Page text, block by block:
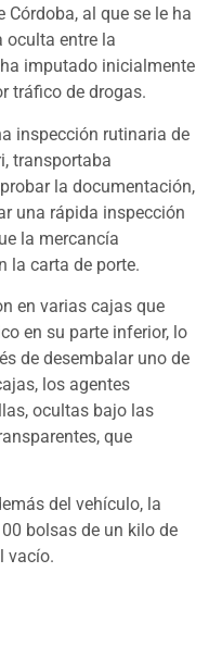
Córdoba, al que se le ha
oculta entre la
imputado inicialmente
tráfico de drogas.
inspección rutinaria de
transportaba
la documentación,
una rápida inspección
la mercancía
la carta de porte.
en varias cajas que
en su parte inferior, lo
de desembalar uno de
los agentes
ocultas bajo las
que
del vehículo, la
bolsas de un kilo de
vacío.